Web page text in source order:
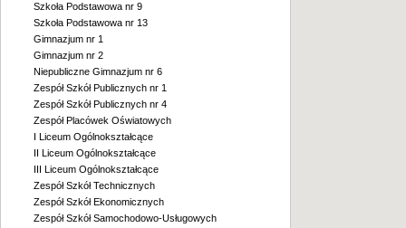
Szkoła Podstawowa nr 9
Szkoła Podstawowa nr 13
Gimnazjum nr 1
Gimnazjum nr 2
Niepubliczne Gimnazjum nr 6
Zespół Szkół Publicznych nr 1
Zespół Szkół Publicznych nr 4
Zespół Placówek Oświatowych
I Liceum Ogólnokształcące
II Liceum Ogólnokształcące
III Liceum Ogólnokształcące
Zespół Szkół Technicznych
Zespół Szkół Ekonomicznych
Zespół Szkół Samochodowo-Usługowych